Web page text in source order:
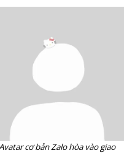
cơ bản Zalo hòa vào giao